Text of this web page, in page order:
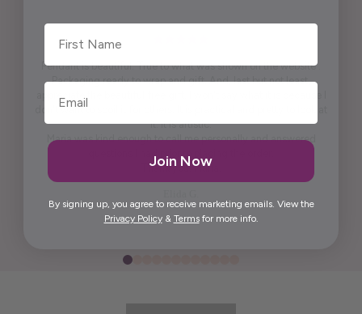
Pendant is beautiful. True to what was shown on the website .
Packaging ready to wrap and gift. And, last but not least,
don't want to spoil it for others. It is practical and pretty to look at
it. It is artistic.
Maria was kind enough to call me personally and answered
Thank you, Maria.
First Name
Join Now
By signing up, you agree to receive marketing emails. View the
Privacy Policy& Termsfor more info.